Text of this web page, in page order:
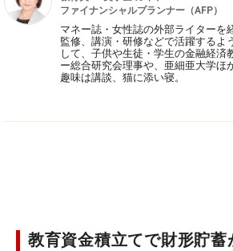
ファイナンシャルプランナー（AFP）
マネー誌・女性誌の外部ライターを
監修、講演・研修などで活躍するよ
して、子供や生徒・学生の金融経済
ー総合研究会理事や、亜細亜大学ほ
趣味は講談、猫に添い寝。
教育資金積立てで財形貯蓄